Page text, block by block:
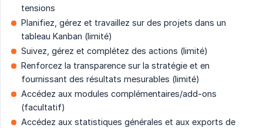
tensions
Planifiez, gérez et travaillez sur des projets dans un
tableau Kanban (limité)
Suivez, gérez et complétez des actions (limité)
Renforcez la transparence sur la stratégie et en
fournissant des résultats mesurables (limité)
Accédez aux modules complémentaires/add-ons
(facultatif)
Accédez aux statistiques générales et aux exports de